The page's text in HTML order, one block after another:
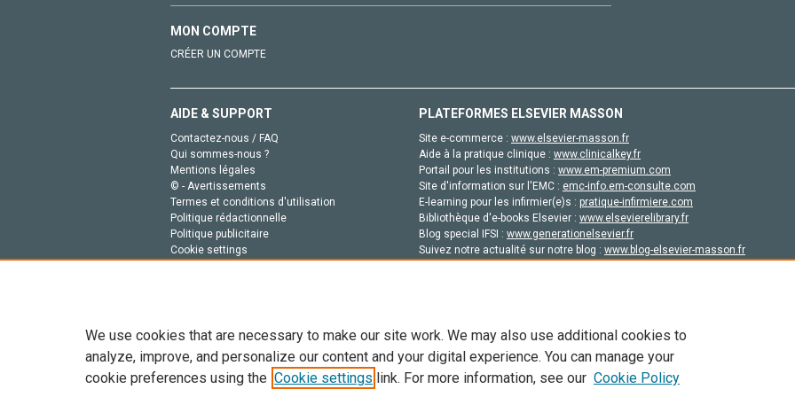
MON COMPTE
CRÉER UN COMPTE
AIDE & SUPPORT
Contactez-nous / FAQ
Qui sommes-nous ?
Mentions légales
© - Avertissements
Termes et conditions d'utilisation
Politique rédactionnelle
Politique publicitaire
Cookie settings
PLATEFORMES ELSEVIER MASSON
Site e-commerce : www.elsevier-masson.fr
Aide à la pratique clinique : www.clinicalkey.fr
Portail pour les institutions : www.em-premium.com
Site d'information sur l'EMC : emc-info.em-consulte.com
E-learning pour les infirmier(e)s : pratique-infirmiere.com
Bibliothèque d'e-books Elsevier : www.elsevierelibrary.fr
Blog special IFSI : www.generationelsevier.fr
Suivez notre actualité sur notre blog : www.blog-elsevier-masson.fr
Tout le contenu de ce site: Copyright © 2026 Elsevier, ses concédants de licence et ses contributeurs. Tout les droits sont réservés,
de données, a la formation en IA et aux technologies similaires. Pour tout contenu en libre accès, les conditions de licence
We use cookies that are necessary to make our site work. We may also use additional cookies to
analyze, improve, and personalize our content and your digital experience. You can manage your
cookie preferences using the Cookie settings link. For more information, see our Cookie Policy